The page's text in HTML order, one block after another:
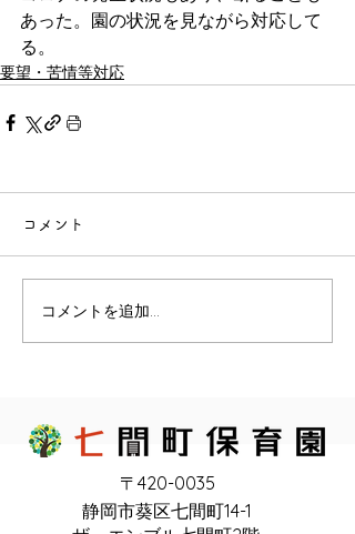
あった。園の状況を見ながら対応して
る。
要望・苦情等対応
コメント
コメントを追加…
〒420-0035
静岡市葵区七間町14-1